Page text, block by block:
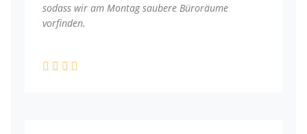
sodass wir am Montag saubere Büroräume
vorfinden.